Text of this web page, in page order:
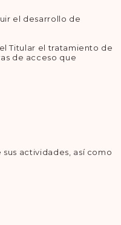
el desarrollo de
Titular el tratamiento de
de acceso que
actividades, así como